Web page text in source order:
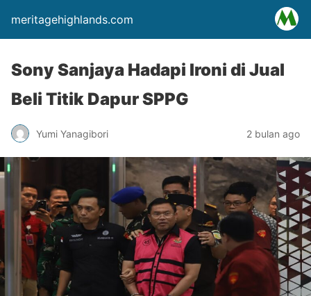
meritagehighlands.com
Sony Sanjaya Hadapi Ironi di Jual
Beli Titik Dapur SPPG
Yumi Yanagibori 2 bulan ago